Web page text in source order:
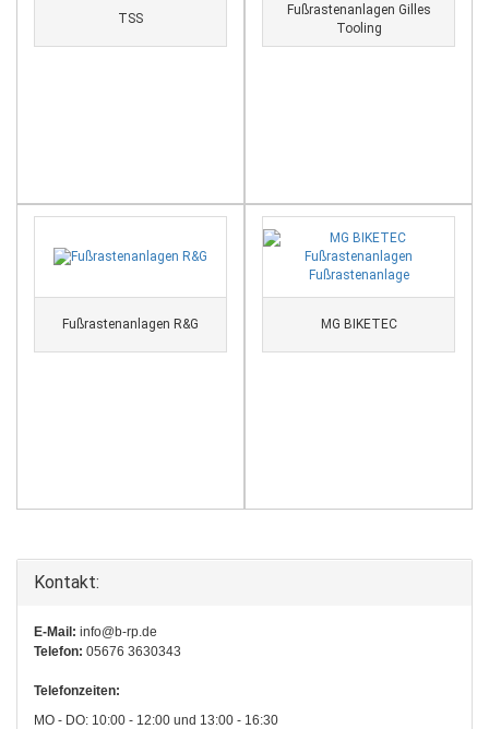
TSS
Fußrastenanlagen Gilles
Tooling
Fußrastenanlagen R&G MG BIKETEC
Kontakt:
E-Mail: info@b-rp.de
Telefon: 05676 3630343
Telefonzeiten:
MO - DO: 10:00 - 12:00 und 13:00 - 16:30